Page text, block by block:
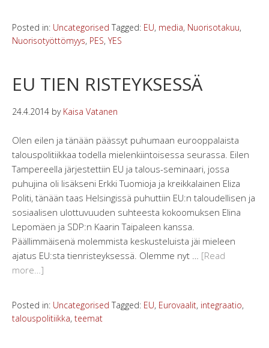
Posted in: Uncategorised Tagged: EU, media, Nuorisotakuu,
Nuorisotyöttömyys, PES, YES
EU TIEN RISTEYKSESSÄ
24.4.2014 by Kaisa Vatanen
Olen eilen ja tänään päässyt puhumaan eurooppalaista
talouspolitiikkaa todella mielenkiintoisessa seurassa. Eilen
Tampereella järjestettiin EU ja talous-seminaari, jossa
puhujina oli lisäkseni Erkki Tuomioja ja kreikkalainen Eliza
Politi, tänään taas Helsingissä puhuttiin EU:n taloudellisen ja
sosiaalisen ulottuvuuden suhteesta kokoomuksen Elina
Lepomäen ja SDP:n Kaarin Taipaleen kanssa.
Päällimmäisenä molemmista keskusteluista jäi mieleen
ajatus EU:sta tienristeyksessä. Olemme nyt … [Read
more…]
Posted in: Uncategorised Tagged: EU, Eurovaalit, integraatio,
talouspolitiikka, teemat